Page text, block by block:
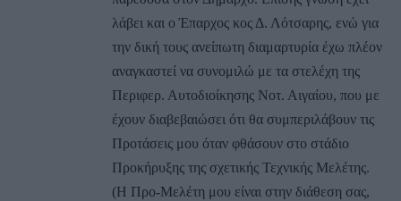
λάβει και ο Έπαρχος κος Δ. Λότσαρης, ενώ για
την δική τους ανείπωτη διαμαρτυρία έχω πλέον
αναγκαστεί να συνομιλώ με τα στελέχη της
Περιφερ. Αυτοδιοίκησης Νοτ. Αιγαίου, που με
έχουν διαβεβαιώσει ότι θα συμπεριλάβουν τις
Προτάσεις μου όταν φθάσουν στο στάδιο
Προκήρυξης της σχετικής Τεχνικής Μελέτης.
(Η Προ-Μελέτη μου είναι στην διάθεση σας,